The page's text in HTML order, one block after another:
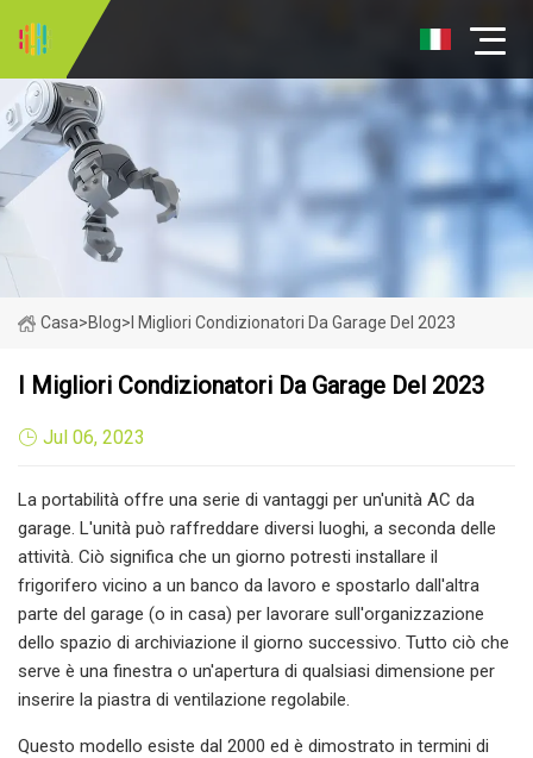
Casa>Blog> I Migliori Condizionatori Da Garage Del 2023
I Migliori Condizionatori Da Garage Del 2023
Jul 06, 2023
La portabilità offre una serie di vantaggi per un'unità AC da
garage. L'unità può raffreddare diversi luoghi, a seconda delle
attività. Ciò significa che un giorno potresti installare il
frigorifero vicino a un banco da lavoro e spostarlo dall'altra
parte del garage (o in casa) per lavorare sull'organizzazione
dello spazio di archiviazione il giorno successivo. Tutto ciò che
serve è una finestra o un'apertura di qualsiasi dimensione per
inserire la piastra di ventilazione regolabile.
Questo modello esiste dal 2000 ed è dimostrato in termini di